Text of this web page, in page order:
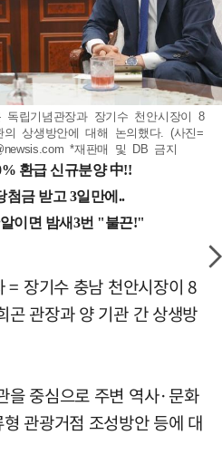
독립기념관장과 장기수 천안시장이 8
상생방안에 대해 논의했다. (사진=
*재판매 및 DB 금지
= 장기수 충남 천안시장이 8
곤 관장과 양 기관 간 상생방
을 중심으로 주변 역사·문화
관광거점 조성방안 등에 대